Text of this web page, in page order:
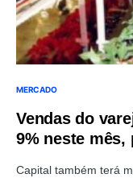
MERCADO
Vendas do
9% neste mês,
Capital também terá